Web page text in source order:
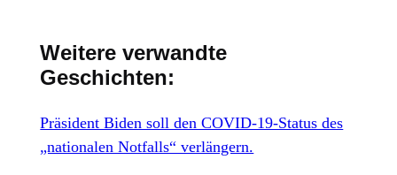
Weitere verwandte
Geschichten:
Präsident Biden soll den COVID-19-Status des
„nationalen Notfalls“ verlängern.